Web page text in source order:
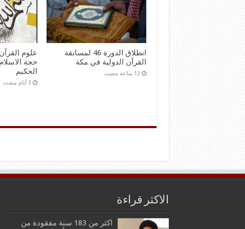
انطلاق الدورة 46 لمسابقة
القرآن الدولية في مكة
علوم
حجة
الحكيم
الاكثر قراءة
اكثر من 183 سنة مفقودة من